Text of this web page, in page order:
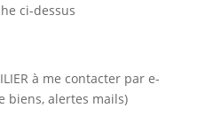
ci-dessus
à me contacter par e-
biens, alertes mails)